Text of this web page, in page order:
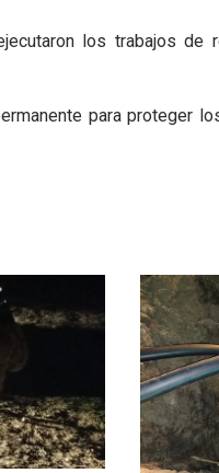
los trabajos de
para proteger